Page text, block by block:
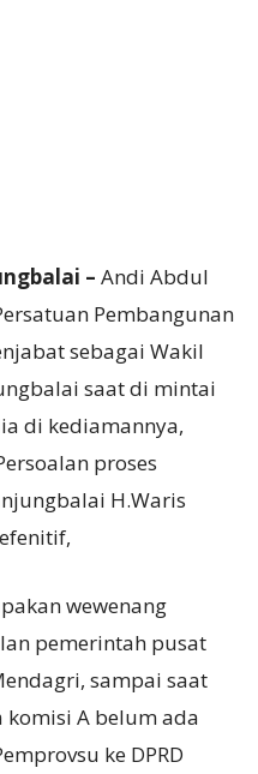
– Andi Abdul
Pembangunan
sebagai Wakil
saat di mintai
di kediamannya,
proses
H.Waris
wewenang
pemerintah pusat
sampai saat
komisi A belum ada
ke DPRD